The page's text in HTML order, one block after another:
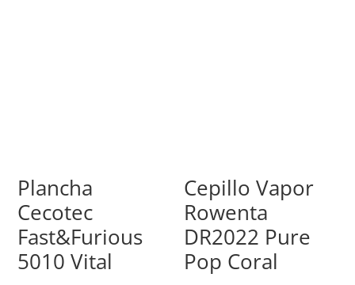
Plancha
Cecotec
Fast&Furious
5010 Vital
Cepillo Vapor
Rowenta
DR2022 Pure
Pop Coral